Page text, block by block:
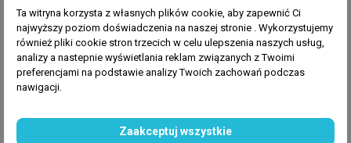
100% naturalne składniki
Zawierają aromaty spożywcze klasy Human
Grade
Nie powoduje alergii
Bez GMO, bez glutenu, bez nabiału
Łatwo wkraplać bezpośrednio do jamy ustnej
lub do wody/pokarmu
Ta witryna korzysta z własnych plików cookie, aby zapewnić Ci
najwyższy poziom doświadczenia na naszej stronie . Wykorzystujemy
również pliki cookie stron trzecich w celu ulepszenia naszych usług,
analizy a nastepnie wyświetlania reklam związanych z Twoimi
preferencjami na podstawie analizy Twoich zachowań podczas
nawigacji.
Zaakceptuj wszystkie